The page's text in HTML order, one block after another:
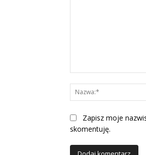
Zapisz moje
skomentuję.